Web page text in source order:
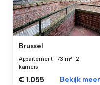
Brussel
Appartement |73 m²
2
kamers
€ 1.055 Bekijk meer